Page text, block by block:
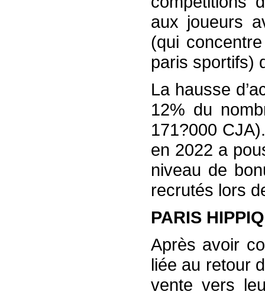
aux joueurs
(qui
paris sportifs)
La hausse
12% du
171?000
en 2022 a
niveau de
recrutés lors
PARIS
Après avoir
liée au retour
vente vers